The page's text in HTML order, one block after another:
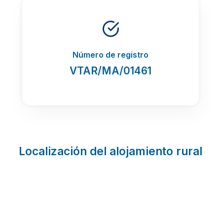
Número de registro
VTAR/MA/01461
Localización del alojamiento rural